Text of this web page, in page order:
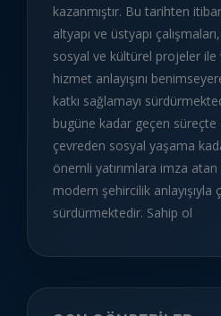
kazanmıştır. Bu tarihten
altyapı ve üstyapı
sosyal ve kültürel projeler ile
hizmet anlayışını
katkı sağlamayı
bugüne kadar geçen
çevreden sosyal yaşama
önemli yatırımlara imza
modern şehircilik anlayışıyla
sürdürmektedir. Sahip ol